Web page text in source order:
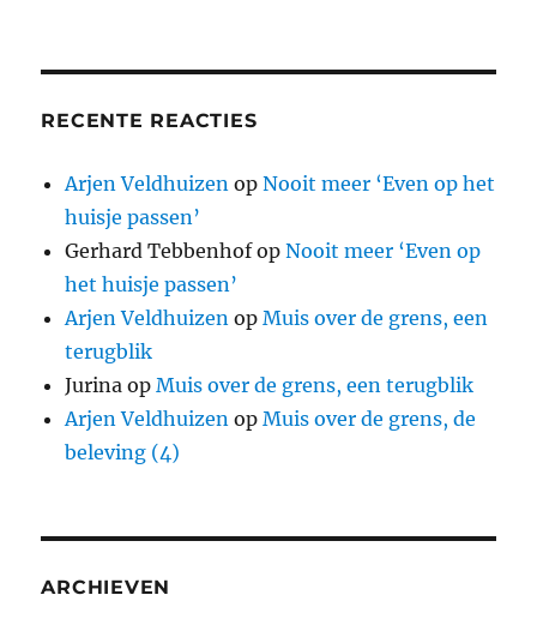
RECENTE REACTIES
Arjen Veldhuizen opNooit meer ‘Even op het
huisje passen’
Gerhard TebbenhofopNooit meer ‘Even op
het huisje passen’
Arjen Veldhuizen opMuis over de grens, een
terugblik
Jurina opMuis over de grens, een terugblik
Arjen Veldhuizen opMuis over de grens, de
beleving (4)
ARCHIEVEN